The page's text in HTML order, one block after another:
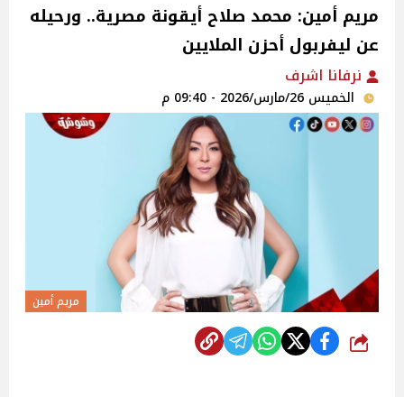
مريم أمين: محمد صلاح أيقونة مصرية.. ورحيله
عن ليفربول أحزن الملايين
نرفانا اشرف
الخميس 26/مارس/2026 - 09:40 م
مريم أمين
شارك